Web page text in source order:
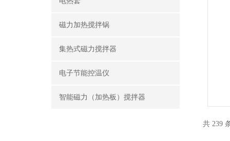
磁力加热搅拌锅
集热式磁力搅拌器
电子节能控温仪
智能磁力（加热板）搅拌器
共 239